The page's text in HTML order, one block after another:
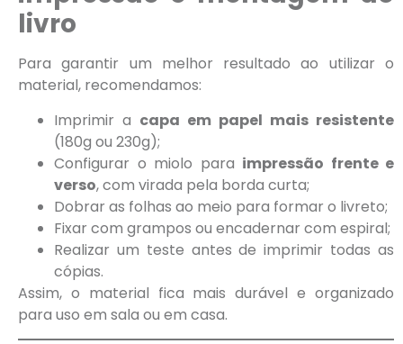
livro
Para garantir um melhor resultado ao utilizar o
material, recomendamos:
Imprimir a capa em papel mais resistente
(180g ou 230g);
Configurar o miolo para impressão frente e
verso, com virada pela borda curta;
Dobrar as folhas ao meio para formar o livreto;
Fixar com grampos ou encadernar com espiral;
Realizar um teste antes de imprimir todas as
cópias.
Assim, o material fica mais durável e organizado
para uso em sala ou em casa.